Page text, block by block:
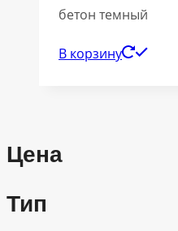
бетон темный
В корзину
Цена
Тип